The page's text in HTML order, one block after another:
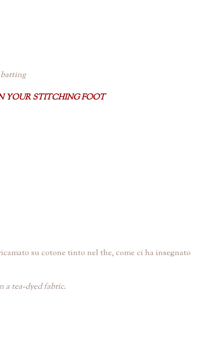
YOUR STITCHING FOOT
su cotone tinto nel the, come ci ha insegnato
a tea-dyed fabric.